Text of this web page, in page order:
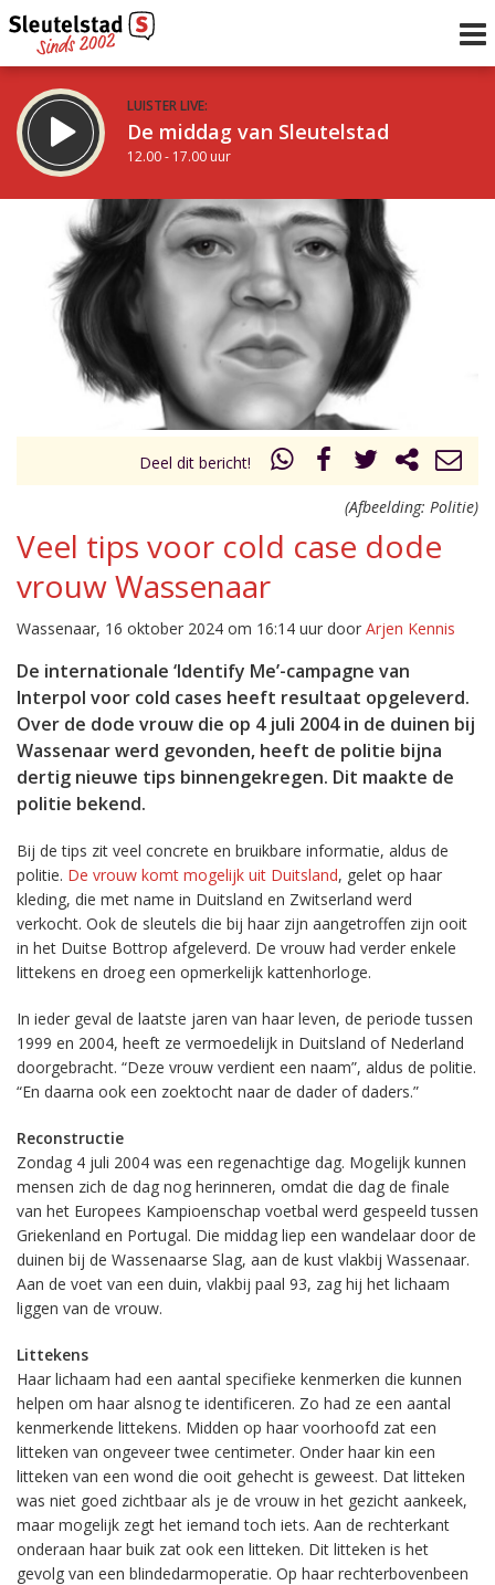
LUISTER LIVE:
De middag van Sleutelstad
12.00 - 17.00 uur
Sleutelstad 30
17.00 - 19.00 uur
Vorig uur
uur 1 van 0 Volgend uur
Inklappen
Deel dit bericht!
(Afbeelding: Politie)
Veel tips voor cold case dode
vrouw Wassenaar
Wassenaar, 16 oktober 2024 om 16:14 uur door Arjen Kennis
De internationale ‘Identify Me’-campagne van
Interpol voor cold cases heeft resultaat opgeleverd.
Over de dode vrouw die op 4 juli 2004 in de duinen bij
Wassenaar werd gevonden, heeft de politie bijna
dertig nieuwe tips binnengekregen. Dit maakte de
politie bekend.
Bij de tips zit veel concrete en bruikbare informatie, aldus de
politie. De vrouw komt mogelijk uit Duitsland, gelet op haar
kleding, die met name in Duitsland en Zwitserland werd
verkocht. Ook de sleutels die bij haar zijn aangetroffen zijn ooit
in het Duitse Bottrop afgeleverd. De vrouw had verder enkele
littekens en droeg een opmerkelijk kattenhorloge.
In ieder geval de laatste jaren van haar leven, de periode tussen
1999 en 2004, heeft ze vermoedelijk in Duitsland of Nederland
doorgebracht. “Deze vrouw verdient een naam”, aldus de politie.
“En daarna ook een zoektocht naar de dader of daders.”
Reconstructie
Zondag 4 juli 2004 was een regenachtige dag. Mogelijk kunnen
mensen zich de dag nog herinneren, omdat die dag de finale
van het Europees Kampioenschap voetbal werd gespeeld tussen
Griekenland en Portugal. Die middag liep een wandelaar door de
duinen bij de Wassenaarse Slag, aan de kust vlakbij Wassenaar.
Aan de voet van een duin, vlakbij paal 93, zag hij het lichaam
liggen van de vrouw.
Littekens
Haar lichaam had een aantal specifieke kenmerken die kunnen
helpen om haar alsnog te identificeren. Zo had ze een aantal
kenmerkende littekens. Midden op haar voorhoofd zat een
litteken van ongeveer twee centimeter. Onder haar kin een
litteken van een wond die ooit gehecht is geweest. Dat litteken
was niet goed zichtbaar als je de vrouw in het gezicht aankeek,
maar mogelijk zegt het iemand toch iets. Aan de rechterkant
onderaan haar buik zat ook een litteken. Dit litteken is het
gevolg van een blindedarmoperatie. Op haar rechterbovenbeen